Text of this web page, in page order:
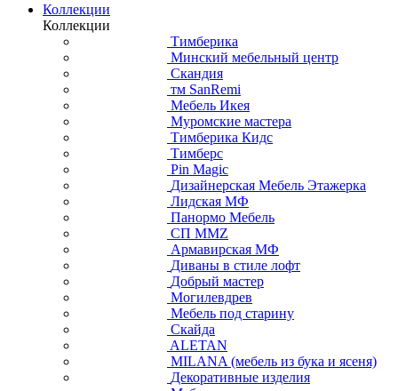
Коллекции
Коллекции
Тимберика
Минский мебельный центр
Скандия
тм SanRemi
Мебель Икея
Муромские мастера
Тимберика Кидс
Тимберс
Pin Magic
Дизайнерская Мебель Этажерка
Лидская МФ
Панормо Мебель
СП ММZ
Армавирская МФ
Диваны в стиле лофт
Добрый мастер
Могилевдрев
Мебель под старину
Скайда
ALETAN
MILANA (мебель из бука и ясеня)
Декоративные изделия